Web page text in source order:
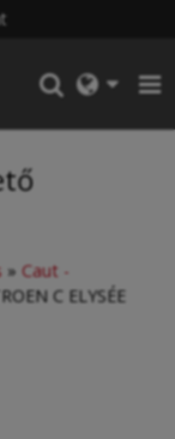
» Caut -
C ELYSÉE